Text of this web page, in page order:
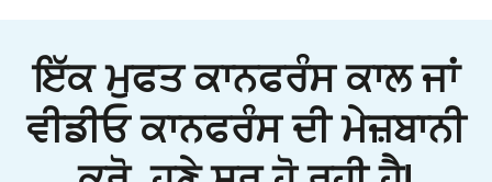
ਇੱਕ ਮੁਫਤ ਕਾਨਫਰੰਸ ਕਾਲ ਜਾਂ
ਵੀਡੀਓ ਕਾਨਫਰੰਸ ਦੀ ਮੇਜ਼ਬਾਨੀ